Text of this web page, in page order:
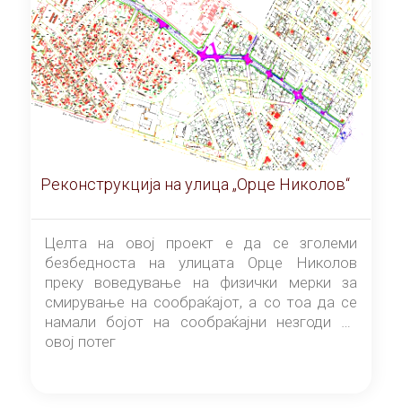
Реконструкција на улица „Орце Николов“
Целта на овој проект е да се зголеми
безбедноста на улицата Орце Николов
преку воведување на физички мерки за
смирување на сообраќајот, а со тоа да се
намали бојот на сообраќајни незгоди на
овој потег